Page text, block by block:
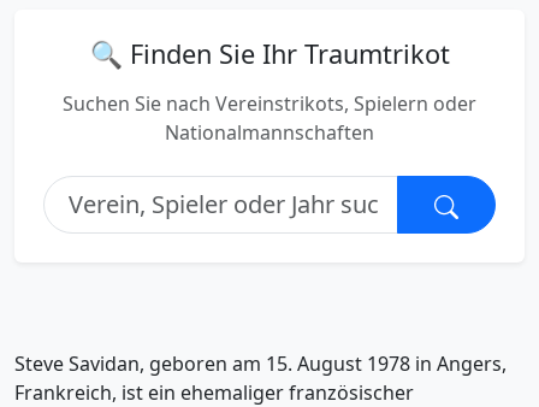
🔍 Finden Sie Ihr Traumtrikot
Suchen Sie nach Vereinstrikots, Spielern oder
Nationalmannschaften
Steve Savidan, geboren am 15. August 1978 in Angers,
Frankreich, ist ein ehemaliger französischer